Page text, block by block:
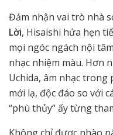
Đảm nhận vai trò nhà
Lời, Hisaishi hứa hẹn
mọi ngóc ngách nội
nhạc nhiệm màu. Hơn
Uchida, âm nhạc trong
mới lạ, độc đáo so với
“phù thủy” ấy từng